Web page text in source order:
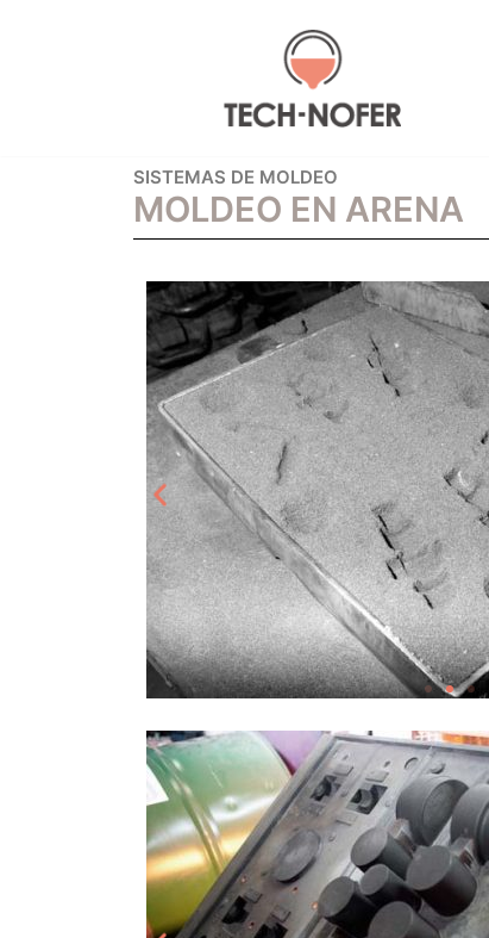
SISTEMAS DE MOLDEO
MOLDEO EN ARENA